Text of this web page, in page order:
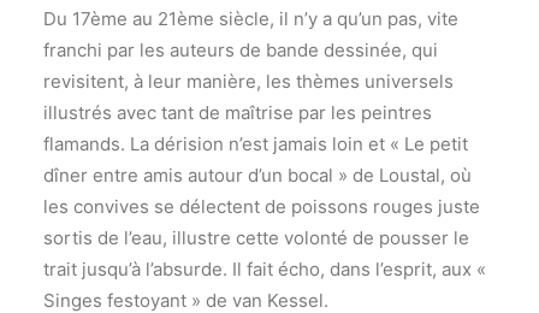
Du 17ème au 21ème siècle, il n’y a qu’un pas, vite
franchi par les auteurs de bande dessinée, qui
revisitent, à leur manière, les thèmes universels
illustrés avec tant de maîtrise par les peintres
flamands. La dérision n’est jamais loin et « Le petit
dîner entre amis autour d’un bocal » de Loustal, où
les convives se délectent de poissons rouges juste
sortis de l’eau, illustre cette volonté de pousser le
trait jusqu’à l’absurde. Il fait écho, dans l’esprit, aux «
Singes festoyant » de van Kessel.